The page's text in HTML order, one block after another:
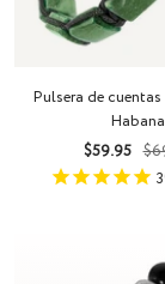
Pulsera de cuentas
Habana
Precio
de
$59.95